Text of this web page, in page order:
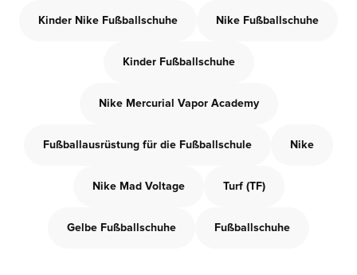
Kinder Nike Fußballschuhe Nike Fußballschuhe
Kinder Fußballschuhe
Nike Mercurial Vapor Academy
Fußballausrüstung für die Fußballschule Nike
Nike Mad Voltage Turf (TF)
Gelbe Fußballschuhe Fußballschuhe